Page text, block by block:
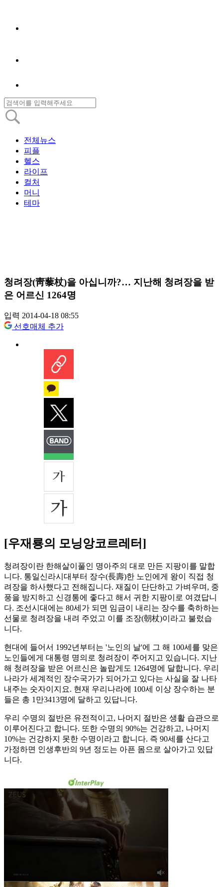
전체뉴스
피플
헬스
라이프
컬처
머니
테마
청려장(靑藜杖)을 아십니까?… 지난해 청려장을 받
은 어르신 1264명
입력 2014-04-18 08:55
선호매체 추가
[우재룡의 모닝앙코르레터]
청려장이란 한해살이풀인 명아주의 대로 만든 지팡이를 말합
니다. 통일신라시대부터 장수(長壽)한 노인에게 왕이 직접 청
려장을 하사했다고 전해집니다. 재질이 단단하고 가벼우며, 중
풍을 방지하고 신경통에 좋다고 해서 귀한 지팡이로 여겼답니
다. 조선시대에는 80세가 되면 임금이 내리는 장수를 축하하는
선물로 청려장을 내려 주었고 이를 조장(朝杖)이라고 불렀습
니다.
현대에 들어서 1992년부터는 '노인의 날'에 그 해 100세를 맞은
노인들에게 대통령 명의로 청려장이 주어지고 있습니다. 지난
해 청려장을 받은 어르신은 놀랍게도 1264명에 달합니다. 우리
나라가 세계적인 장수국가가 되어가고 있다는 사실을 잘 나타
내주는 숫자이지요. 현재 우리나라에 100세 이상 장수하는 분
들은 총 1만3413명에 달하고 있답니다.
우리 수명의 절반은 유전적이고, 나머지 절반은 생활 습관으로
이루어진다고 합니다. 또한 수명의 90%는 건강하고, 나머지
10%는 건강하지 못한 수명이라고 합니다. 즉 90세를 산다고
가정하면 인생후반의 9년 정도는 아픈 몸으로 살아가고 있답
니다.